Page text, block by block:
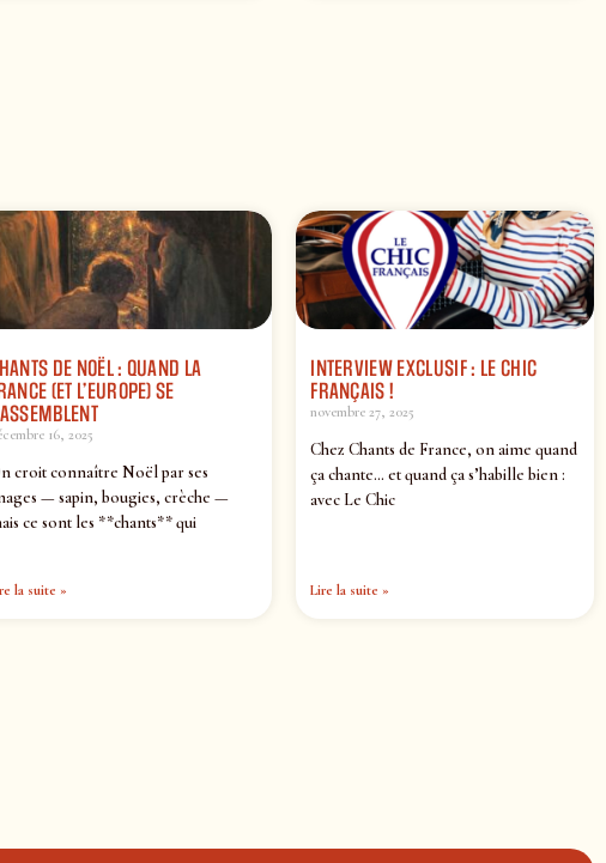
DE NOËL : QUAND LA
(ET L’EUROPE) SE
16, 2025
croit connaître Noël par ses
— sapin, bougies, crèche —
ce sont les **chants** qui
la suite »
INTERVIEW EXCLUSIF : LE CHIC
FRANÇAIS !
novembre 27, 2025
Chez Chants de France, on aime quand
ça chante… et quand ça s’habille bien :
avec Le Chic
Lire la suite »